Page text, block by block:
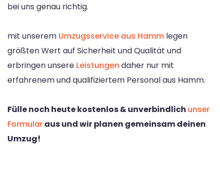
bei uns genau richtig.
mit unserem Umzugsservice aus Hamm legen
größten Wert auf Sicherheit und Qualität und
erbringen unsere Leistungen daher nur mit
erfahrenem und qualifiziertem Personal aus Hamm.
Fülle noch heute kostenlos & unverbindlich unser
Formularaus und wir planen gemeinsam deinen
Umzug!